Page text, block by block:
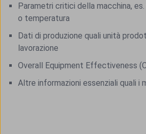
Parametri critici della macchina,
o temperatura
Dati di produzione quali unità
lavorazione
Overall Equipment Effectiveness
Altre informazioni essenziali quali i